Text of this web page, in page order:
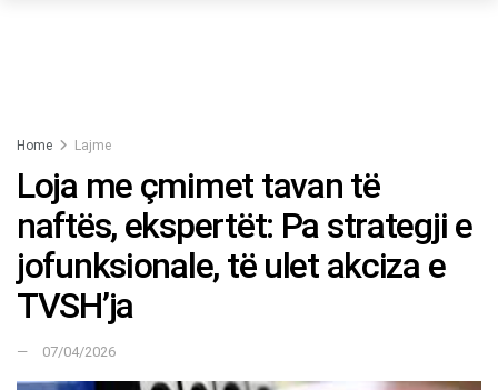
Home Lajme
Loja me çmimet tavan të
naftës, ekspertët: Pa strategji e
jofunksionale, të ulet akciza e
TVSH’ja
07/04/2026